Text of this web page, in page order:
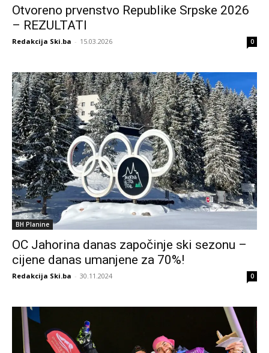
Otvoreno prvenstvo Republike Srpske 2026
– REZULTATI
Redakcija Ski.ba - 15.03.2026 0
BH Planine
OC Jahorina danas započinje ski sezonu –
cijene danas umanjene za 70%!
Redakcija Ski.ba - 30.11.2024 0